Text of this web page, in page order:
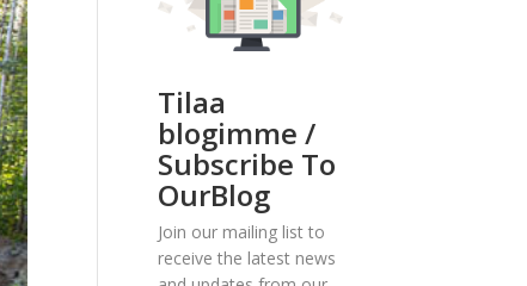
Tilaa
blogimme /
Subscribe To
OurBlog
Join our mailing list to
receive the latest news